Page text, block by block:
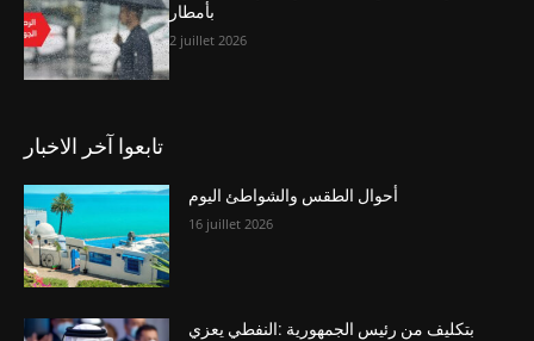
بأمطار
2 juillet 2026
تابعوا آخر الاخبار
أحوال الطقس والشواطئ اليوم
16 juillet 2026
بتكليف من رئيس الجمهورية :النفطي يعزي